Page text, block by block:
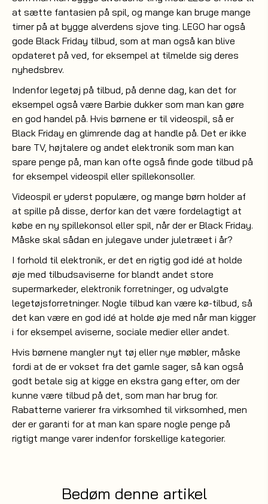
at sætte fantasien på spil, og mange kan bruge mange
timer på at bygge alverdens sjove ting. LEGO har også
gode Black Friday tilbud, som at man også kan blive
opdateret på ved, for eksempel at tilmelde sig deres
nyhedsbrev.
Indenfor legetøj på tilbud, på denne dag, kan det for
eksempel også være Barbie dukker som man kan gøre
en god handel på. Hvis børnene er til videospil, så er
Black Friday en glimrende dag at handle på. Det er ikke
bare TV, højtalere og andet elektronik som man kan
spare penge på, man kan ofte også finde gode tilbud på
for eksempel videospil eller spillekonsoller.
Videospil er yderst populære, og mange børn holder af
at spille på disse, derfor kan det være fordelagtigt at
købe en ny spillekonsol eller spil, når der er Black Friday.
Måske skal sådan en julegave under juletræet i år?
I forhold til elektronik, er det en rigtig god idé at holde
øje med tilbudsaviserne for blandt andet store
supermarkeder, elektronik forretninger, og udvalgte
legetøjsforretninger. Nogle tilbud kan være kø-tilbud, så
det kan være en god idé at holde øje med når man kigger
i for eksempel aviserne, sociale medier eller andet.
Hvis børnene mangler nyt tøj eller nye møbler, måske
fordi at de er vokset fra det gamle sager, så kan også
godt betale sig at kigge en ekstra gang efter, om der
kunne være tilbud på det, som man har brug for.
Rabatterne varierer fra virksomhed til virksomhed, men
der er garanti for at man kan spare nogle penge på
rigtigt mange varer indenfor forskellige kategorier.
Bedøm denne artikel